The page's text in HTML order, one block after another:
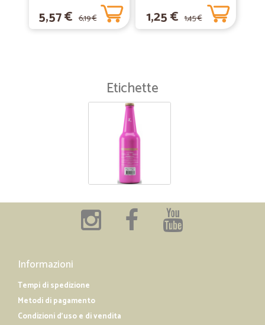
5,57 € 6,19 € 1,25 € 1,45 €
Etichette
Informazioni
Tempi di spedizione
Metodi di pagamento
Condizioni d'uso e di vendita